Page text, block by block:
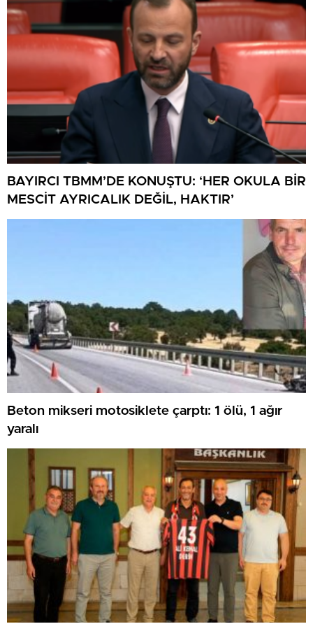
BAYIRCI TBMM’DE KONUŞTU: ‘HER OKULA BİR
MESCİT AYRICALIK DEĞİL, HAKTIR’
Beton mikseri motosiklete çarptı: 1 ölü, 1 ağır
yaralı